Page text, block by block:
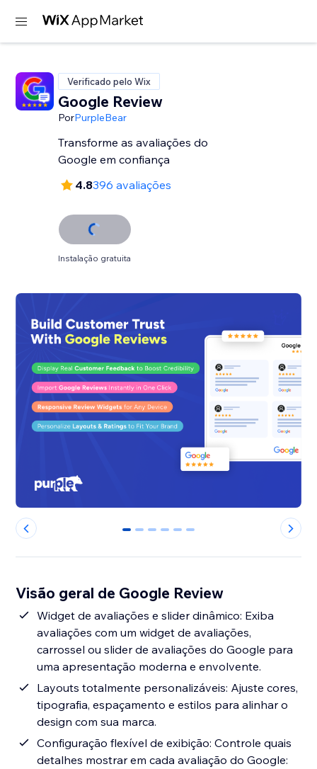
Verificado pelo Wix
Google Review
PorPurpleBear
Transforme as avaliações do
Google em confiança
4.8396 avaliações
Instalação gratuita
0 1 2 3 4 5
Visão geral de Google Review
Widget de avaliações e slider dinâmico: Exiba
avaliações com um widget de avaliações,
carrossel ou slider de avaliações do Google para
uma apresentação moderna e envolvente.
Layouts totalmente personalizáveis: Ajuste cores,
tipografia, espaçamento e estilos para alinhar o
design com sua marca.
Configuração flexível de exibição: Controle quais
detalhes mostrar em cada avaliação do Google: